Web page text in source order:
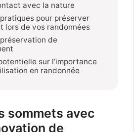
avec la nature
pour préserver
lors de vos randonnées
de
sur l’importance
en randonnée
sommets avec
de